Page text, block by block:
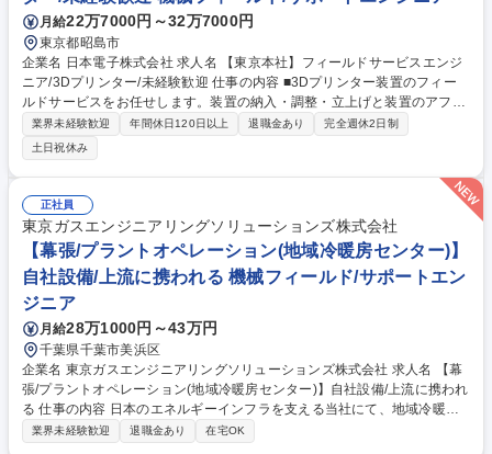
月給22万7000円～32万7000円
東京都昭島市
企業名 日本電子株式会社 求人名 【東京本社】フィールドサービスエンジ
ニア/3Dプリンター/未経験歓迎 仕事の内容 ■3Dプリンター装置のフィー
ルドサービスをお任せします。装置の納入・調整・立上げと装置のアフタ
ーメンテナンス、定期メンテナンスは基本2～3名で行っていただきます。
入社直後は先輩社員から教えてもらえる 体制(OJT)を取っているため、フ
ィールドサービスエンジニアの経験がない方もご安心ください。【詳細】
■装置の納入・調整・立上げ(約2週間程度)■装置のアフターメンテナン
ス、定期メンテナンス(年2回程度/1週間程度)■装置消耗部品の管理、販売
体制の構築(販売システムの登録・カタログ作成など)■装置データの解析
(装置稼働率、故障解析など）■作業環境の整備(作業指示書、工具の整備・
管理） 募集職種 【東京本社】フィールドサービスエンジニア/3Dプリンタ
ー/未経験歓迎
業界未経験歓迎 年間休日120日以上 退職金あり
完全週休2日制
土日祝休み
正社員
東京ガスエンジニアリングソリューションズ株式会社
【幕張/プラントオペレーション(地域冷暖房センター)】
自社設備/上流に携われる 機械フィールド/サポートエン
ジニア
月給28万1000円～43万円
千葉県千葉市美浜区
企業名 東京ガスエンジニアリングソリューションズ株式会社 求人名 【幕
張/プラントオペレーション(地域冷暖房センター)】自社設備/上流に携われ
る 仕事の内容 日本のエネルギーインフラを支える当社にて、地域冷暖房
センターでの運転・設備保全を担当します。自社設備のため、得られるス
業界未経験歓迎 退職金あり 在宅OK